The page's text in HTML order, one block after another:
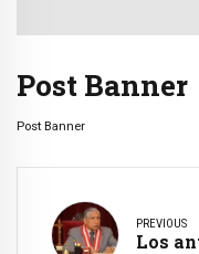
Post Banner
Post Banner
PREVIOUS
Los